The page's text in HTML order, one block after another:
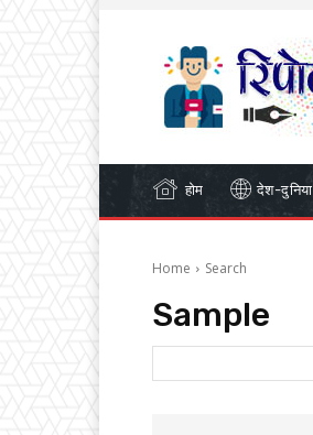
होम देश-दुनिया
Home Search
Sample